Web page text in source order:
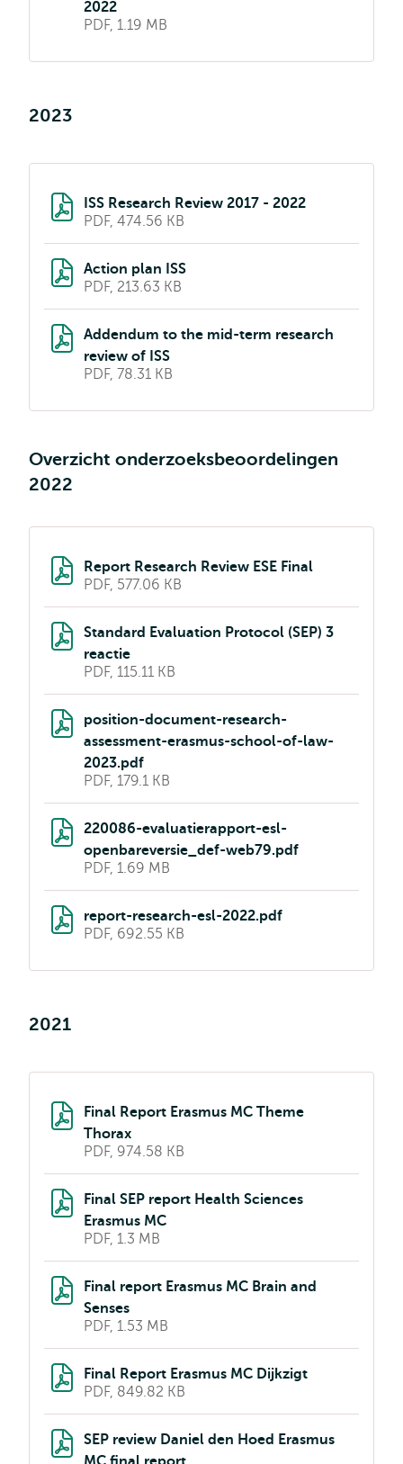
2022
PDF, 1.19 MB
2023
ISS Research Review 2017 - 2022
PDF, 474.56 KB
Action plan ISS
PDF, 213.63 KB
Addendum to the mid-term research
review of ISS
PDF, 78.31 KB
Overzicht onderzoeksbeoordelingen
2022
Report Research Review ESE Final
PDF, 577.06 KB
Standard Evaluation Protocol (SEP) 3
reactie
PDF, 115.11 KB
position-document-research-
assessment-erasmus-school-of-law-
2023.pdf
PDF, 179.1 KB
220086-evaluatierapport-esl-
openbareversie_def-web79.pdf
PDF, 1.69 MB
report-research-esl-2022.pdf
PDF, 692.55 KB
2021
Final Report Erasmus MC Theme
Thorax
PDF, 974.58 KB
Final SEP report Health Sciences
Erasmus MC
PDF, 1.3 MB
Final report Erasmus MC Brain and
Senses
PDF, 1.53 MB
Final Report Erasmus MC Dijkzigt
PDF, 849.82 KB
SEP review Daniel den Hoed Erasmus